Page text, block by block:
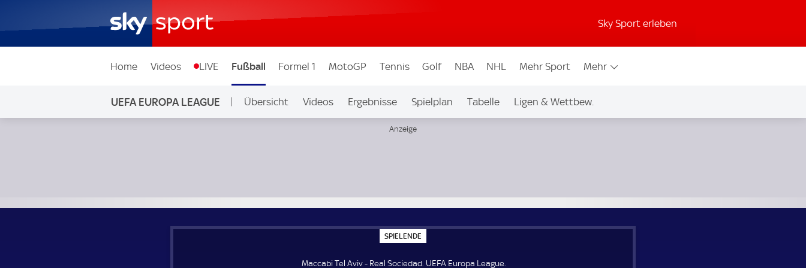
Sky Sport erleben
Home Videos LIVE Fußball Formel 1 MotoGP Tennis Golf NBA NHL Mehr Sport Mehr
UEFA EUROPA LEAGUE Übersicht Videos Ergebnisse Spielplan Tabelle Ligen & Wettbew.
SPIELENDE
P
E
Maccabi Tel Aviv - Real Sociedad. UEFA Europa League.